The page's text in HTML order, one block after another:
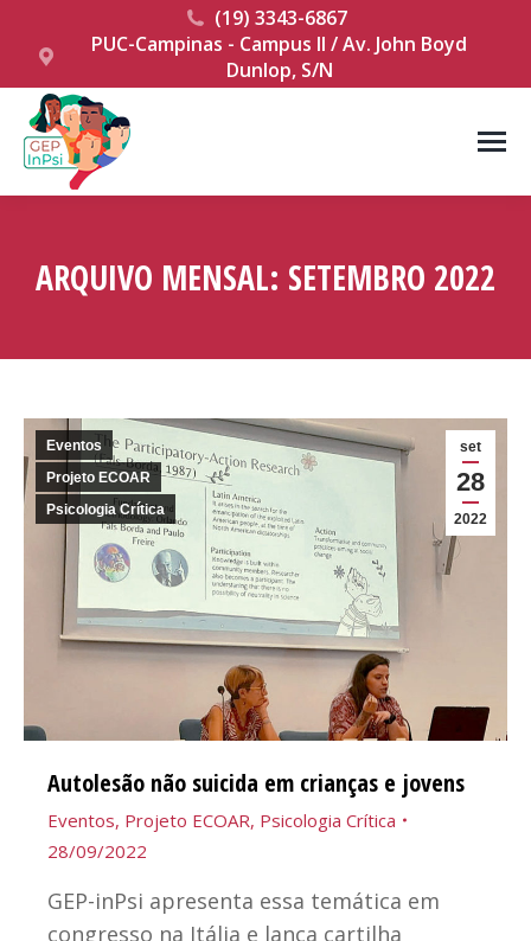
(19) 3343-6867
PUC-Campinas - Campus II / Av. John Boyd
Dunlop, S/N
ARQUIVO MENSAL: SETEMBRO 2022
set
28
2022
Eventos
Projeto ECOAR
Psicologia Crítica
Autolesão não suicida em crianças e jovens
Eventos, Projeto ECOAR, Psicologia Crítica
28/09/2022
GEP-inPsi apresenta essa temática em
congresso na Itália e lança cartilha